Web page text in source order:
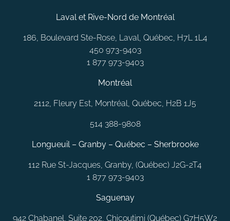
Laval et Rive-Nord de Montréal
186, Boulevard Ste-Rose, Laval, Québec, H7L 1L4
450 973-9403
1 877 973-9403
Montréal
2112, Fleury Est, Montréal, Québec, H2B 1J5
514 388-9808
Longueuil – Granby – Québec – Sherbrooke
112 Rue St-Jacques, Granby, (Québec) J2G-2T4
1 877 973-9403
Saguenay
942 Chabanel, Suite 202, Chicoutimi (Québec) G7H5W2